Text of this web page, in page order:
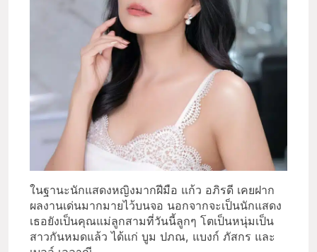
ในฐานะนักแสดงหญิงมากฝีมือ แก้ว อภิรดี เคยฝาก
ผลงานเด่นมากมายไว้บนจอ นอกจากจะเป็นนักแสดง
เธอยังเป็นคุณแม่ลูกสามที่วันนี้ลูกๆ โตเป็นหนุ่มเป็น
สาวกันหมดแล้ว ได้แก่ บูม ปภณ, แบงก์ ภัสกร และ